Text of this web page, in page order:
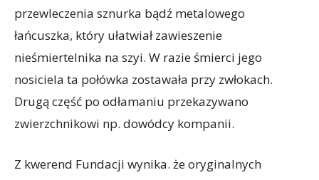
przewleczenia sznurka bądź metalowego
łańcuszka, który ułatwiał zawieszenie
nieśmiertelnika na szyi. W razie śmierci jego
nosiciela ta połówka zostawała przy zwłokach.
Drugą część po odłamaniu przekazywano
zwierzchnikowi np. dowódcy kompanii.
Z kwerend Fundacji wynika. że oryginalnych